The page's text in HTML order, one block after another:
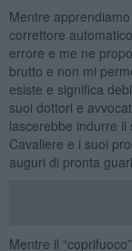
Mentre
correttore
errore e me ne
brutto e non mi
esiste e significa
suoi dottori e
lascerebbe indurre
Cavaliere e i suoi
auguri di pronta
Mentre il